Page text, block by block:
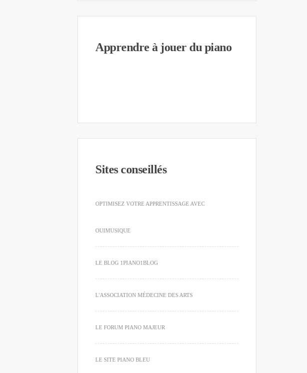
Apprendre à jouer du piano
Sites conseillés
OPTIMISEZ VOTRE APPRENTISSAGE AVEC
OUIMUSIQUE
LE BLOG 1PIANO1BLOG
L'ASSOCIATION MÉDECINE DES ARTS
LE FORUM PIANO MAJEUR
LE SITE PIANO BLEU